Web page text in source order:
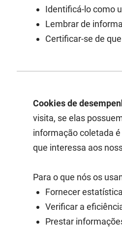
Identificá-lo como
Lembrar de
Certificar-se de
Cookies de
visita, se elas
informação coletada
que interessa aos
Para o que nós os
Fornecer
Verificar a
Prestar